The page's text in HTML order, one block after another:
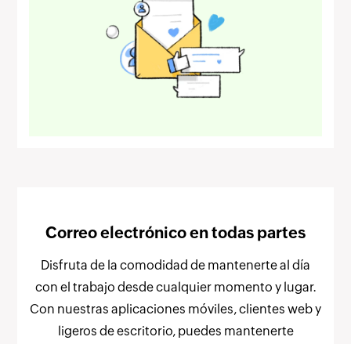
Correo electrónico en todas partes
Disfruta de la comodidad de mantenerte al día
con el trabajo desde cualquier momento y lugar.
Con nuestras aplicaciones móviles, clientes web y
ligeros de escritorio, puedes mantenerte